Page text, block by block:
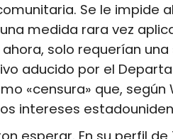
Se le impide
medida rara vez
solo requerían una
aducido por el
«censura» que, según
intereses